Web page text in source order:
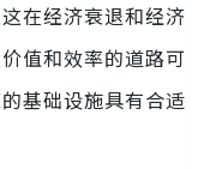
在经济衰退和经济
值和效率的道路可
基础设施具有合适